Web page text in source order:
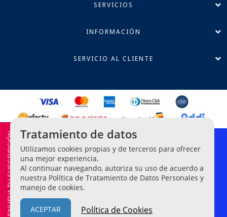
SERVICIOS
INFORMACIÓN
SERVICIO AL CLIENTE
Política de Privacidad
Términos y Condiciones
Línea Ética de Denuncias
RENUEVA TU SUSCRIPCIÓN Tratamiento de datos
Utilizamos cookies propias y de terceros para ofrecer
una mejor experiencia.
Al continuar navegando, autoriza su uso de acuerdo a
nuestra Política de Tratamiento de Datos Personales y
manejo de cookies.
ACEPTAR Política de Cookies